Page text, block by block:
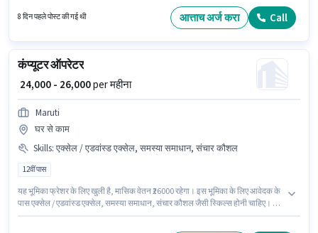
₹38000 रहेगा।
8 दिन पहले पोस्ट की गई थी आत्ताच अर्ज करा Call
कंप्यूटर ऑपरेटर
₹ 24,000 - 26,000per महीना
Maruti
घर से काम
Skills: एक्सेल / एडवांस्ड एक्सेल, समस्या समाधान, संचार कौशल
12वीं पास
यह भूमिका फ्रेशर के लिए खुली है, मासिक वेतन ₹26000 रहेगा। इस भूमिका के लिए आवेदक के
पास एक्सेल / एडवांस्ड एक्सेल, समस्या समाधान, संचार कौशल जैसी स्किल्स होनी चाहिए। यह